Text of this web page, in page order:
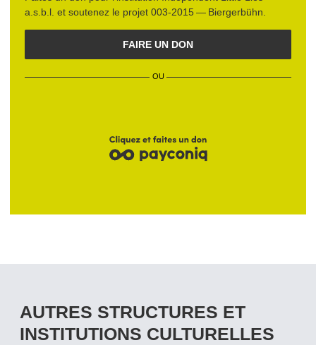
a.s.b.l. et soutenez le projet 003‑2015 — Biergerbühn.
FAIRE UN DON
OU
AUTRES STRUCTURES ET
INSTITUTIONS CULTURELLES